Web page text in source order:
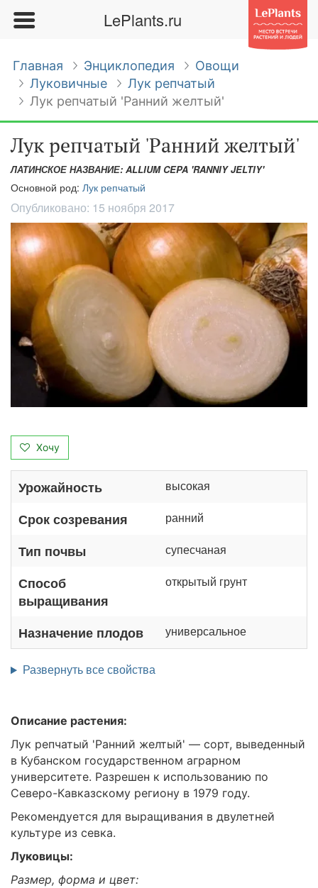
LePlants.ru
Главная Энциклопедия
Овощи
Луковичные
Лук репчатый
Лук репчатый 'Ранний желтый'
Лук репчатый 'Ранний желтый'
ЛАТИНСКОЕ НАЗВАНИЕ: ALLIUM CEPA 'RANNIY JELTIY'
Основной род: Лук репчатый
Опубликовано: 15 ноября 2017
Хочу
Урожайность высокая
Срок созревания ранний
Тип почвы супесчаная
Способ
выращивания
открытый грунт
Назначение плодов универсальное
Развернуть все свойства
Описание растения:
Лук репчатый 'Ранний желтый' — сорт, выведенный
в Кубанском государственном аграрном
университете. Разрешен к использованию по
Северо-Кавказскому региону в 1979 году.
Рекомендуется для выращивания в двулетней
культуре из севка.
Луковицы:
Размер, форма и цвет: